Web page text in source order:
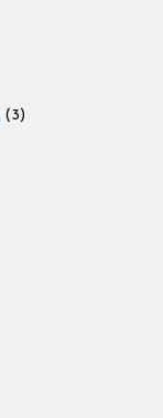
(3)